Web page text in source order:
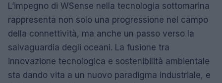
L’impegno di WSense nella tecnologia sottomarina
rappresenta non solo una progressione nel campo
della connettività, ma anche un passo verso la
salvaguardia degli oceani. La fusione tra
innovazione tecnologica e sostenibilità ambientale
sta dando vita a un nuovo paradigma industriale, e